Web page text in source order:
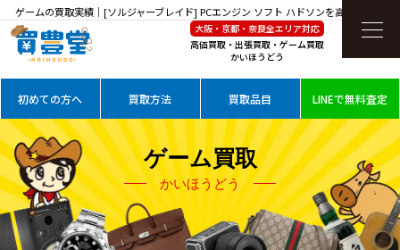
ゲームの買取実績｜[ソルジャーブレイド] PCエンジン ソフト ハドソンを高価買取
大阪・京都・奈良全エリア対応
高価買取・出張買取・ゲーム買取
かいほうどう
初めての方へ 買取方法 買取品目 LINEで無料査定
ゲーム買取
かいほうどう